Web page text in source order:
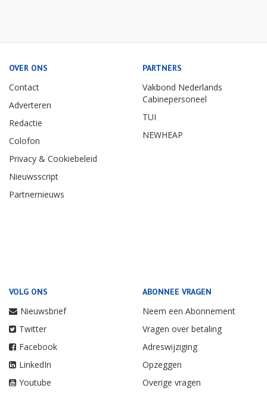
OVER ONS
Contact
Adverteren
Redactie
Colofon
Privacy & Cookiebeleid
Nieuwsscript
Partnernieuws
PARTNERS
Vakbond Nederlands
Cabinepersoneel
TUI
NEWHEAP
VOLG ONS
Nieuwsbrief
Twitter
Facebook
LinkedIn
Youtube
ABONNEE VRAGEN
Neem een Abonnement
Vragen over betaling
Adreswijziging
Opzeggen
Overige vragen